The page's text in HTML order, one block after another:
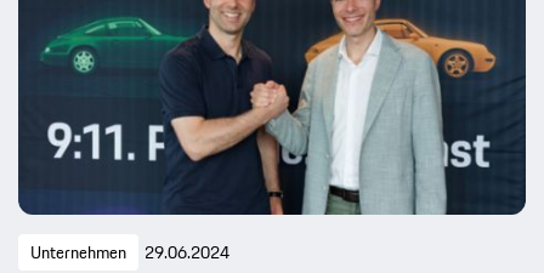
Unternehmen 29.06.2024